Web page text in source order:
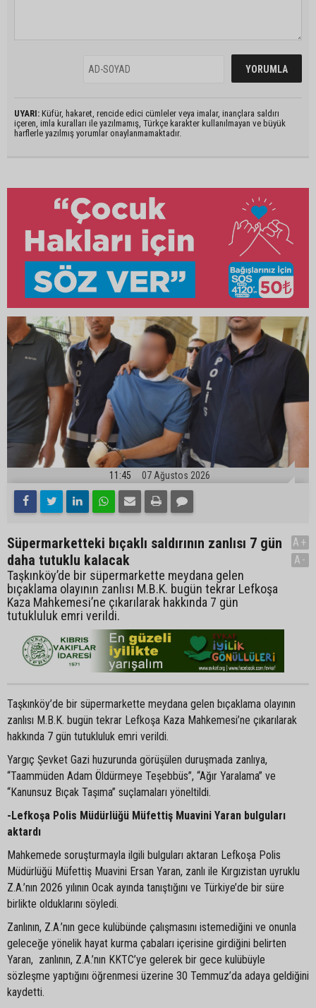
UYARI: Küfür, hakaret, rencide edici cümleler veya imalar, inançlara saldırı
içeren, imla kuralları ile yazılmamış, Türkçe karakter kullanılmayan ve büyük
harflerle yazılmış yorumlar onaylanmamaktadır.
11:45 07 Ağustos 2026
Süpermarketteki bıçaklı saldırının zanlısı 7 gün
daha tutuklu kalacak
Taşkınköy’de bir süpermarkette meydana gelen
bıçaklama olayının zanlısı M.B.K. bugün tekrar Lefkoşa
Kaza Mahkemesi’ne çıkarılarak hakkında 7 gün
tutukluluk emri verildi.
A+
A-
Taşkınköy’de bir süpermarkette meydana gelen bıçaklama olayının
zanlısı M.B.K. bugün tekrar Lefkoşa Kaza Mahkemesi’ne çıkarılarak
hakkında 7 gün tutukluluk emri verildi.
Yargıç Şevket Gazi huzurunda görüşülen duruşmada zanlıya,
“Taammüden Adam Öldürmeye Teşebbüs”, “Ağır Yaralama” ve
“Kanunsuz Bıçak Taşıma” suçlamaları yöneltildi.
-Lefkoşa Polis Müdürlüğü Müfettiş Muavini Yaran bulguları
aktardı
Mahkemede soruşturmayla ilgili bulguları aktaran Lefkoşa Polis
Müdürlüğü Müfettiş Muavini Ersan Yaran, zanlı ile Kırgızistan uyruklu
Z.A.’nın 2026 yılının Ocak ayında tanıştığını ve Türkiye’de bir süre
birlikte olduklarını söyledi.
Zanlının, Z.A.’nın gece kulübünde çalışmasını istemediğini ve onunla
geleceğe yönelik hayat kurma çabaları içerisine girdiğini belirten
Yaran, zanlının, Z.A.’nın KKTC’ye gelerek bir gece kulübüyle
sözleşme yaptığını öğrenmesi üzerine 30 Temmuz’da adaya geldiğini
kaydetti.